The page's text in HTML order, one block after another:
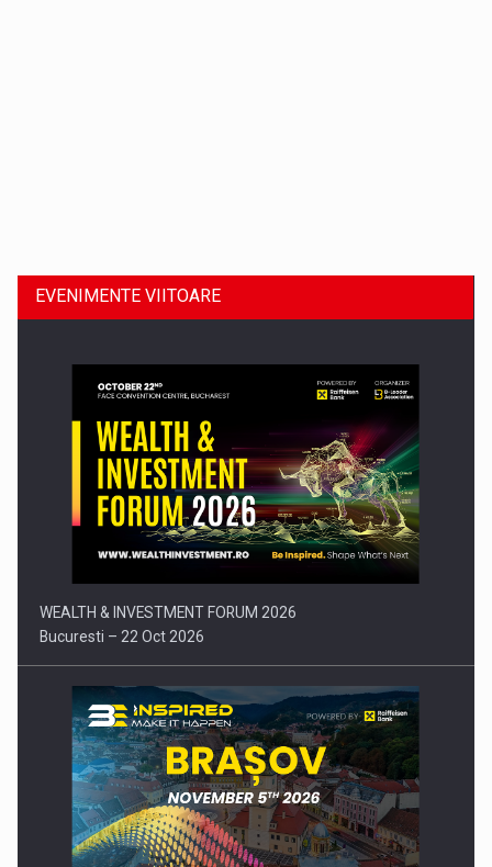
Comunicat de presa: Joburile part-time reincep sa intre pe…
EVENIMENTE VIITOARE
WEALTH & INVESTMENT FORUM 2026
Bucuresti – 22 Oct 2026
Be Inspired. Make it Happen!, BRASOV, 5 Noiembrie
Brasov – 5 Nov 2026